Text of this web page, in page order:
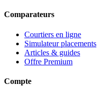
Comparateurs
Courtiers en ligne
Simulateur placements
Articles & guides
Offre Premium
Compte